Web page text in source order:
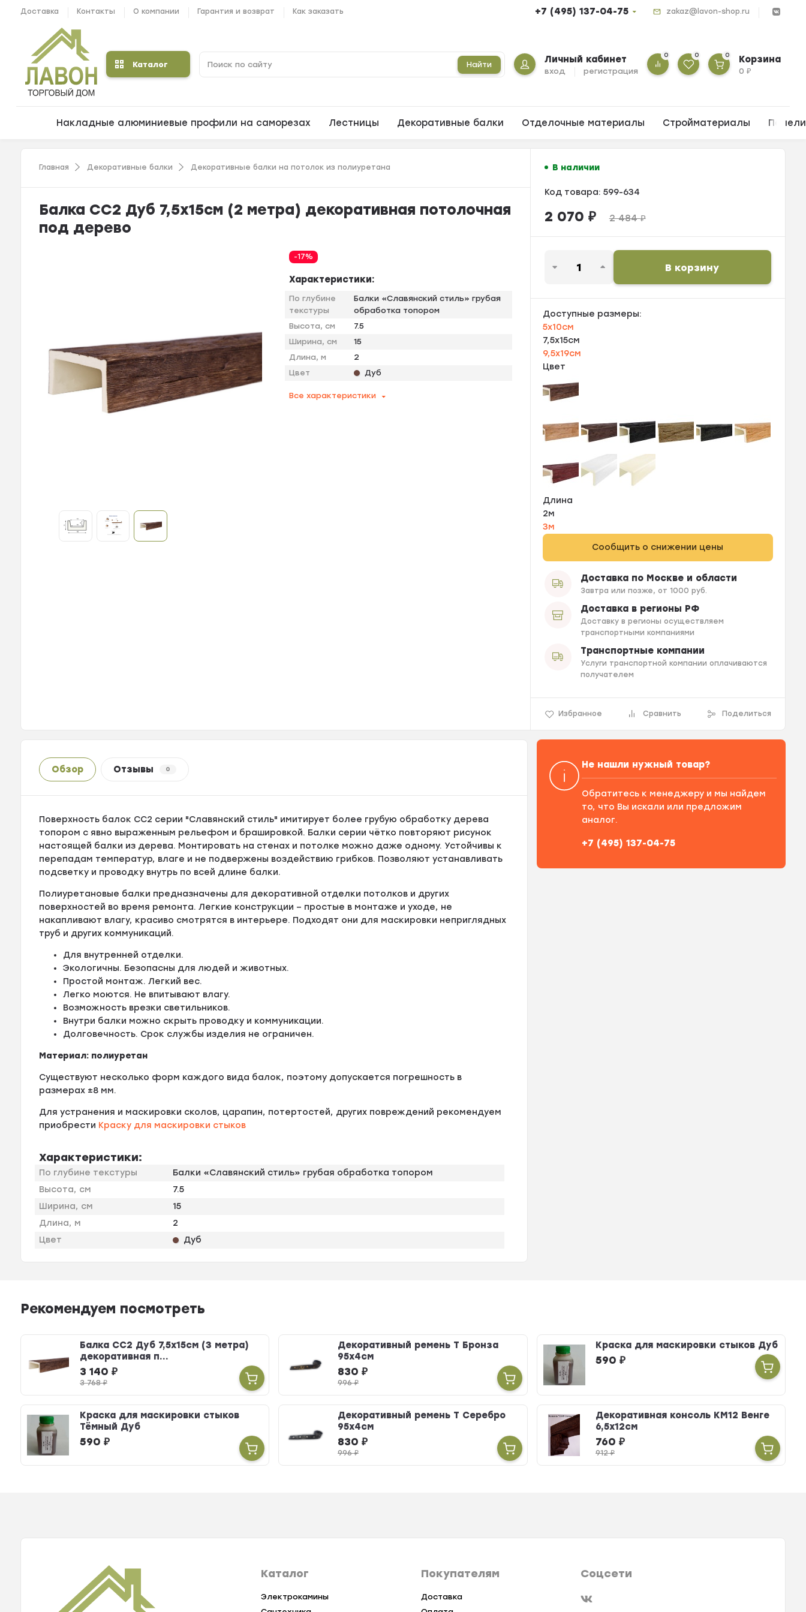
Доставка Контакты О компании Гарантия и возврат Как заказать +7 (495) 137-04-75 zakaz@lavon-shop.ru
Каталог Найти Личный кабинет
вход регистрация
0 0 0 Корзина
0₽
Накладные алюминиевые профили на саморезах Лестницы Декоративные балки Отделочные материалы Стройматериалы
Главная Декоративные балки Декоративные балки на потолок из полиуретана
Балка СС2 Дуб 7,5х15см (2 метра) декоративная потолочная
под дерево
-17%
Характеристики:
По глубине
текстуры
Балки «Славянский стиль» грубая
обработка топором
Высота, см
7.5
Ширина, см
15
Длина, м
2
Цвет
Дуб
Все характеристики
В наличии
Код товара: 599-634
2 070 ₽ 2 484₽
В корзину
Доступные размеры:
5х10см
7,5х15см
9,5х19см
Цвет
Длина
2м
3м
Сообщить о снижении цены
Доставка по Москве и области
Завтра или позже, от 1000 руб.
Доставка в регионы РФ
Доставку в регионы осуществляем
транспортными компаниями
Транспортные компании
Услуги транспортной компании оплачиваются
получателем
Избранное Сравнить Поделиться
Обзор Отзывы 0
Поверхность балок СС2 серии "Славянский стиль" имитирует более грубую обработку дерева
топором с явно выраженным рельефом и брашировкой. Балки серии чётко повторяют рисунок
настоящей балки из дерева. Монтировать на стенах и потолке можно даже одному. Устойчивы к
перепадам температур, влаге и не подвержены воздействию грибков. Позволяют устанавливать
подсветку и проводку внутрь по всей длине балки.
Полиуретановые балки предназначены для декоративной отделки потолков и других
поверхностей во время ремонта. Легкие конструкции − простые в монтаже и уходе, не
накапливают влагу, красиво смотрятся в интерьере. Подходят они для маскировки неприглядных
труб и других коммуникаций.
Для внутренней отделки.
Экологичны. Безопасны для людей и животных.
Простой монтаж. Легкий вес.
Легко моются. Не впитывают влагу.
Возможность врезки светильников.
Внутри балки можно скрыть проводку и коммуникации.
Долговечность. Срок службы изделия не ограничен.
Материал: полиуретан
Существуют несколько форм каждого вида балок, поэтому допускается погрешность в
размерах ±8 мм.
Для устранения и маскировки сколов, царапин, потертостей, других повреждений рекомендуем
приобрести Краску для маскировки стыков
Характеристики:
По глубине текстуры
Балки «Славянский стиль» грубая обработка топором
Высота, см
7.5
Ширина, см
15
Длина, м
2
Цвет
Дуб
Не нашли нужный товар?
Обратитесь к менеджеру и мы найдем
то, что Вы искали или предложим
аналог.
+7 (495) 137-04-75
Рекомендуем посмотреть
Балка СС2 Дуб 7,5х15см (3 метра)
декоративная п...
3 140 ₽
3 768₽
Декоративный ремень Т Бронза
95х4см
830 ₽
996₽
Краска для маскировки стыков Дуб
590 ₽
Краска для маскировки стыков
Тёмный Дуб
590 ₽
Декоративный ремень Т Серебро
95х4см
830 ₽
996₽
Декоративная консоль КМ12 Венге
6,5х12см
760 ₽
912₽
Каталог
Электрокамины
Покупателям
Доставка
Соцсети